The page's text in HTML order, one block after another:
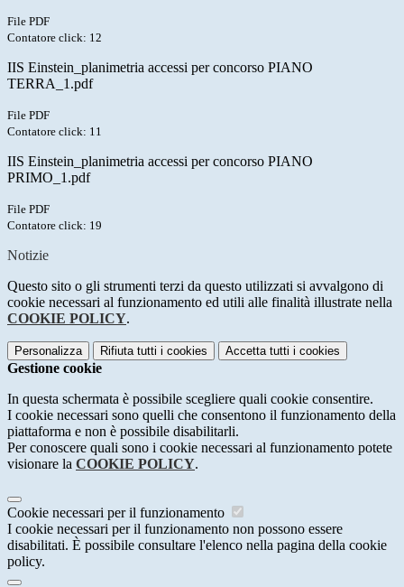
File PDF
Contatore click: 12
IIS Einstein_planimetria accessi per concorso PIANO
TERRA_1.pdf
File PDF
Contatore click: 11
IIS Einstein_planimetria accessi per concorso PIANO
PRIMO_1.pdf
File PDF
Contatore click: 19
Notizie
Questo sito o gli strumenti terzi da questo utilizzati si avvalgono di
cookie necessari al funzionamento ed utili alle finalità illustrate nella
COOKIE POLICY.
Personalizza Rifiuta tutti i cookies Accetta tutti i cookies
Gestione cookie
In questa schermata è possibile scegliere quali cookie consentire.
I cookie necessari sono quelli che consentono il funzionamento della
piattaforma e non è possibile disabilitarli.
Per conoscere quali sono i cookie necessari al funzionamento potete
visionare la COOKIE POLICY.
Cookie necessari per il funzionamento
I cookie necessari per il funzionamento non possono essere
disabilitati. È possibile consultare l'elenco nella pagina della cookie
policy.